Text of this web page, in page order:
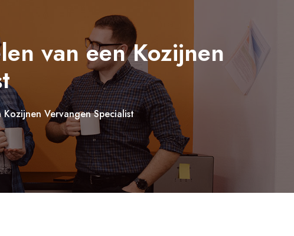
van een Kozijnen
Vervangen Specialist